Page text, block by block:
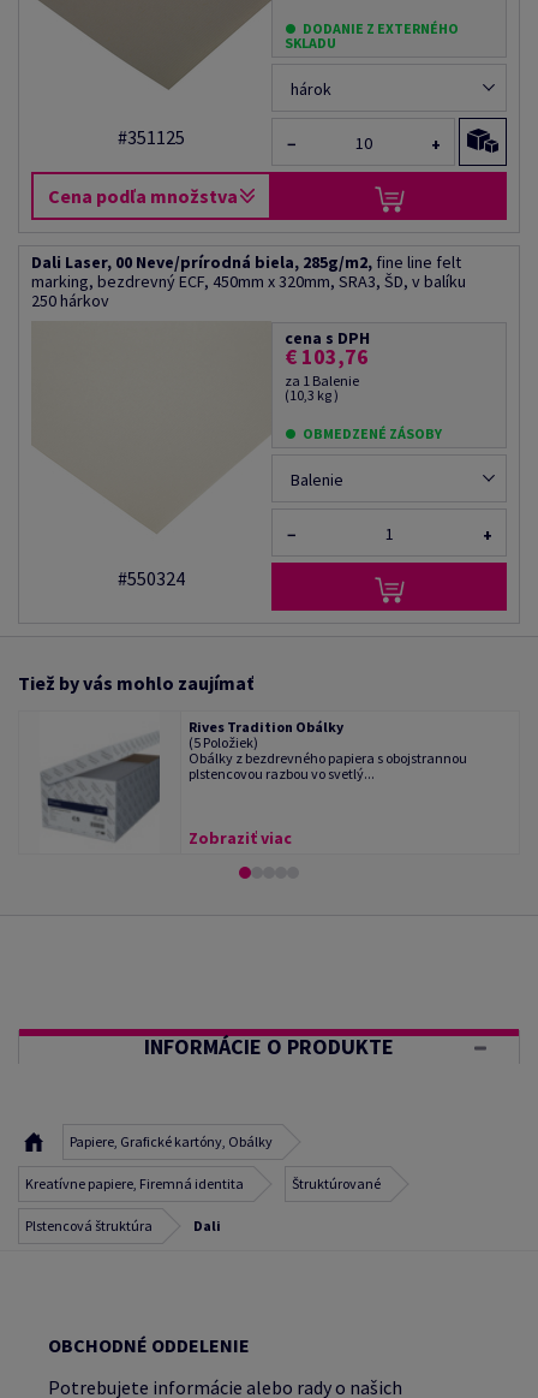
#351125
Cena podľa množstva
DODANIE Z EXTERNÉHO
SKLADU
hárok
− +
Dali Laser, 00 Neve/prírodná biela, 285g/m2, fine line felt
marking, bezdrevný ECF, 450mm x 320mm, SRA3, ŠD, v balíku
250 hárkov
#550324
cena s DPH
€ 103,76
za 1 Balenie
(10,3 kg )
OBMEDZENÉ ZÁSOBY
Balenie
− +
Tiež by vás mohlo zaujímať
Rives Tradition Obálky
(5 Položiek)
Obálky z bezdrevného papiera s obojstrannou
plstencovou razbou vo svetlý...
Zobraziť viac
INFORMÁCIE O PRODUKTE
Papiere, Grafické kartóny, Obálky
Kreatívne papiere, Firemná identita Štruktúrované
Plstencová štruktúra Dali
OBCHODNÉ ODDELENIE
Potrebujete informácie alebo rady o našich